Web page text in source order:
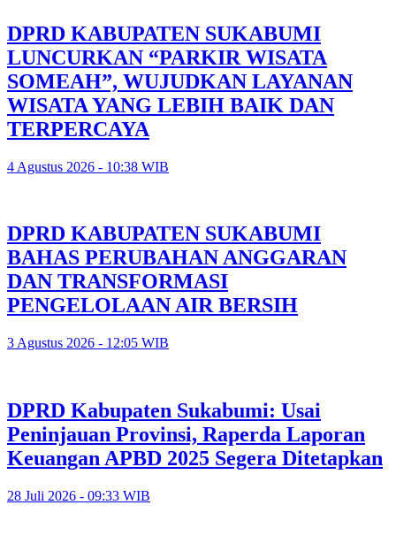
DPRD KABUPATEN SUKABUMI
LUNCURKAN “PARKIR WISATA
SOMEAH”, WUJUDKAN LAYANAN
WISATA YANG LEBIH BAIK DAN
TERPERCAYA
4 Agustus 2026 - 10:38 WIB
DPRD KABUPATEN SUKABUMI
BAHAS PERUBAHAN ANGGARAN
DAN TRANSFORMASI
PENGELOLAAN AIR BERSIH
3 Agustus 2026 - 12:05 WIB
DPRD Kabupaten Sukabumi: Usai
Peninjauan Provinsi, Raperda Laporan
Keuangan APBD 2025 Segera Ditetapkan
28 Juli 2026 - 09:33 WIB